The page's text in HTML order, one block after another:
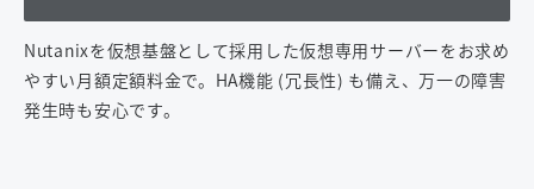
Nutanixを仮想基盤として採用した仮想専用サーバーをお求め
やすい月額定額料金で。HA機能 (冗長性) も備え、万一の障害
発生時も安心です。